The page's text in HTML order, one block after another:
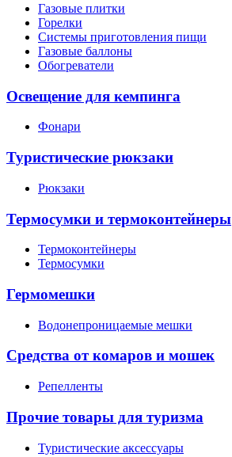
Газовые плитки
Горелки
Системы приготовления пищи
Газовые баллоны
Обогреватели
Освещение для кемпинга
Фонари
Туристические рюкзаки
Рюкзаки
Термосумки и термоконтейнеры
Термоконтейнеры
Термосумки
Гермомешки
Водонепроницаемые мешки
Средства от комаров и мошек
Репелленты
Прочие товары для туризма
Туристические аксессуары